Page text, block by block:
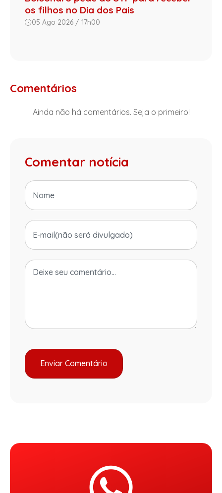
os filhos no Dia dos Pais
05 Ago 2026 / 17h00
Comentários
Ainda não há comentários. Seja o primeiro!
Comentar notícia